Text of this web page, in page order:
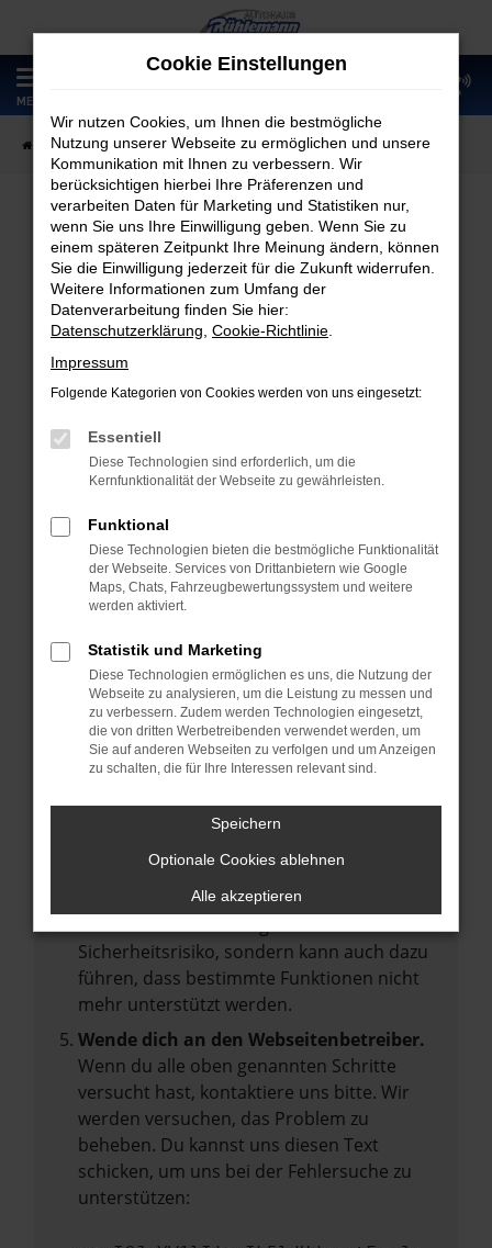
Zum
Hauptinhalt
springen
MENÜ
Startseite Fahrzeugangebote Fahrzeugmarkt
Fahrzeugmarkt
Fehler: Network Error
Beim Laden ist ein Fehler aufgetreten.
Hier sind ein paar Tipps, die dir helfen können:
Überprüfe deine Firewall und deine
Laden andere Webseiten, zum Beispiel
deine Suchmaschine?
Prüfe deine Browsererweiterungen.
Manche Erweiterungen, wie Werbeblocker,
können das Laden bestimmter Seiten
verhindern. Funktioniert die Seite in einem
anderen Browser oder in einem privaten
Fenster?
Starte dein Gerät neu.
vorübergehende Probleme zu beheben.
Betriebssystem auf dem neuesten Stand
Veraltete Software birgt nicht nur ein
Sicherheitsrisiko, sondern kann auch dazu
führen, dass bestimmte Funktionen nicht
mehr unterstützt werden.
Wende dich an den Webseitenbetreiber.
Wenn du alle oben genannten Schritte
versucht hast, kontaktiere uns bitte. Wir
werden versuchen, das Problem zu
beheben. Du kannst uns diesen Text
schicken, um uns bei der Fehlersuche zu
unterstützen:
Cookie Einstellungen
Wir nutzen Cookies, um Ihnen die bestmögliche
Nutzung unserer Webseite zu ermöglichen und unsere
Kommunikation mit Ihnen zu verbessern. Wir
berücksichtigen hierbei Ihre Präferenzen und
verarbeiten Daten für Marketing und Statistiken nur,
wenn Sie uns Ihre Einwilligung geben. Wenn Sie zu
einem späteren Zeitpunkt Ihre Meinung ändern, können
Sie die Einwilligung jederzeit für die Zukunft widerrufen.
Weitere Informationen zum Umfang der
Datenverarbeitung finden Sie hier:
Datenschutzerklärung Cookie-Richtlinie
Impressum
Folgende Kategorien von Cookies werden von uns eingesetzt:
Essentiell
Diese Technologien sind erforderlich, um die
Kernfunktionalität der Webseite zu gewährleisten.
Funktional
Diese Technologien bieten die bestmögliche Funktionalität
der Webseite. Services von Drittanbietern wie Google
Maps, Chats, Fahrzeugbewertungssystem und weitere
werden aktiviert.
Statistik und Marketing
Diese Technologien ermöglichen es uns, die Nutzung der
Webseite zu analysieren, um die Leistung zu messen und
zu verbessern. Zudem werden Technologien eingesetzt,
die von dritten Werbetreibenden verwendet werden, um
Sie auf anderen Webseiten zu verfolgen und um Anzeigen
zu schalten, die für Ihre Interessen relevant sind.
Speichern
Optionale Cookies ablehnen
Alle akzeptieren